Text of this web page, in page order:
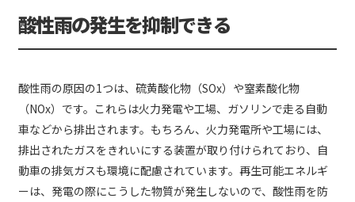
酸性雨の発生を抑制できる
酸性雨の原因の1つは、硫黄酸化物（SOx）や窒素酸化物
（NOx）です。これらは火力発電や工場、ガソリンで走る自動
車などから排出されます。もちろん、火力発電所や工場には、
排出されたガスをきれいにする装置が取り付けられており、自
動車の排気ガスも環境に配慮されています。再生可能エネルギ
ーは、発電の際にこうした物質が発生しないので、酸性雨を防